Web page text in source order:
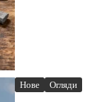
Нове Огляди